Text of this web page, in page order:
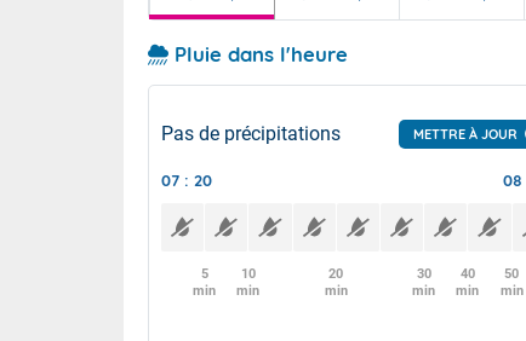
Pluie dans l'heure
Pas de précipitations METTRE À JOUR
07 : 20 08
5
min
10
min
20
min
30
min
40
min
50
min